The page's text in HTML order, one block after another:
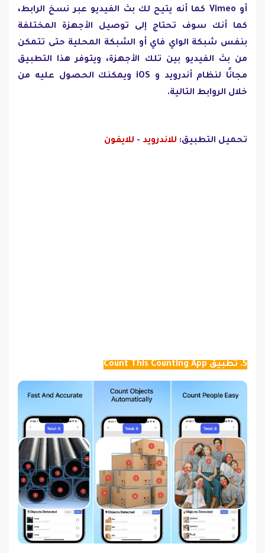
أو Vimeo كما أنه يتيح لك بث الفيديو عبر نسخ الرابط،
كما أنك سوف تحتاج إلى توصيل الأجهزة المختلفة
بنفس شبكة الواي فاي أو الشبكة المحلية حتى تتمكن
من بث الفيديو بين تلك الأجهزة، ويتوفر هذا التطبيق
مجانًا لنظام أندرويد و iOS ويمكنك الحصول عليه من
خلال الروابط التالية.
تحميل التطبيق: للاندرويد - للايفون
5. تطبيق Count This Counting App